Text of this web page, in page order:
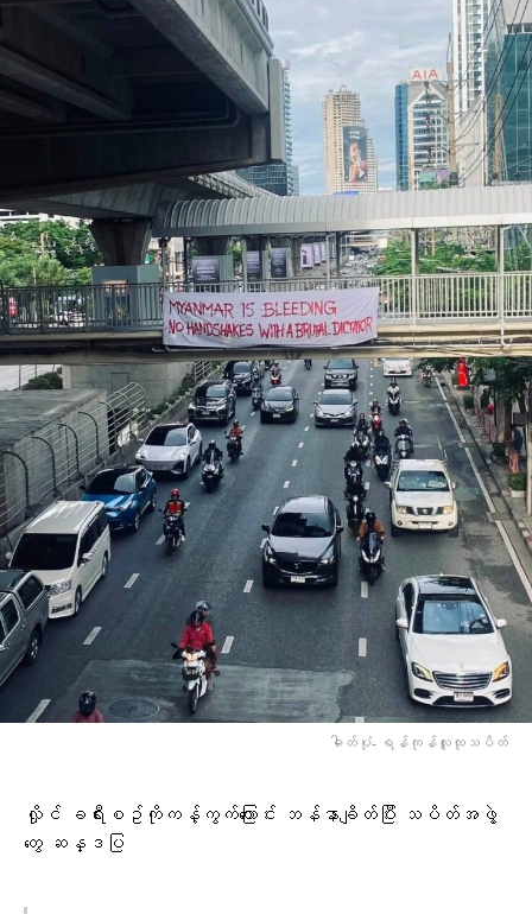
ဓါတ်ပုံ- ရန်ကုန်လူထုသပိတ်
လှိုင် ခရီးစဥ်ကိုကန့်ကွက်​ကြောင်း ဘန်နာချိတ်ပြီး သပိတ်အဖွဲ့​
တွေ ဆန္ဒပြ